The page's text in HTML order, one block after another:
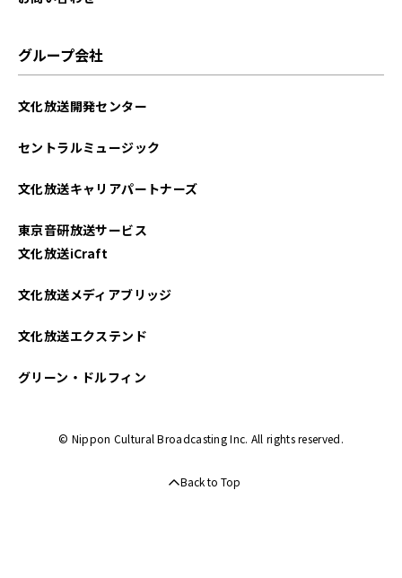
グループ会社
文化放送開発センター
セントラルミュージック
文化放送キャリアパートナーズ
東京音研放送サービス
文化放送iCraft
文化放送メディアブリッジ
文化放送エクステンド
グリーン・ドルフィン
© Nippon Cultural Broadcasting Inc. All rights reserved.
Back to Top